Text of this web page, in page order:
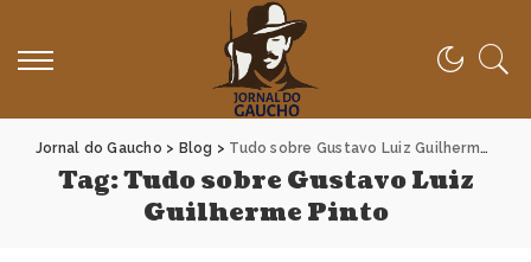
Jornal do Gaucho > Blog > Tudo sobre Gustavo Luiz Guilherme Pinto
Tag:Tudo sobre Gustavo Luiz
Guilherme Pinto